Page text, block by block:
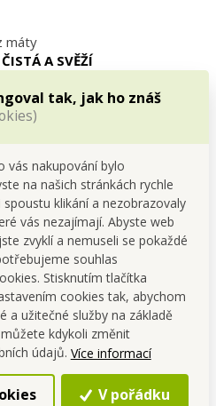
tak, jak ho znáš
vás nakupování bylo
na našich stránkách rychle
klikání a nezobrazovaly
vás nezajímají. Abyste web
zvyklí a nemuseli se pokaždé
souhlas
Stisknutím tlačítka
cookies tak, abychom
a užitečné služby na základě
kdykoli změnit
údajů. Více informací
V pořádku
máty
A SVĚŽÍ
ústní hygieny
i zbytečné chemie
V ÚSTNÍ DUTINĚ
REGENERACE
pocit komfortu v
s jemnou dlouhotrvající chutí.
ZUBY A